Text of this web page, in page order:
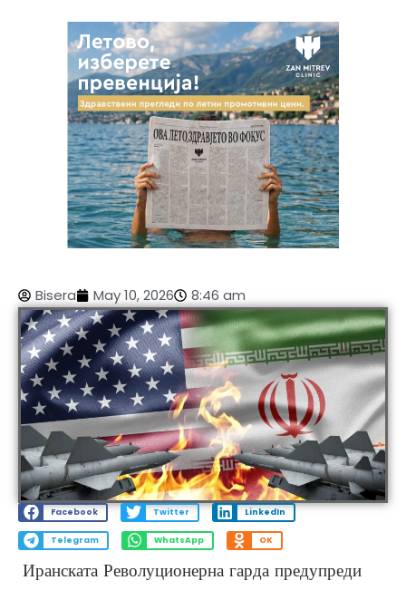
Bisera May 10, 2026 8:46 am
Facebook Twitter LinkedIn
Telegram WhatsApp OK
Иранската Револуционерна гарда предупреди